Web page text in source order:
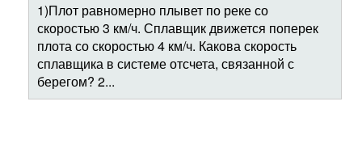
1)Плот равномерно плывет по реке со
скоростью 3 км/ч. Сплавщик движется поперек
плота со скоростью 4 км/ч. Какова скорость
сплавщика в системе отсчета, связанной с
берегом? 2...